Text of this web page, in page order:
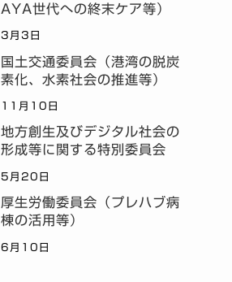
AYA世代への終末ケア等）
3月3日
国土交通委員会（港湾の脱炭
素化、水素社会の推進等）
11月10日
地方創生及びデジタル社会の
形成等に関する特別委員会
5月20日
厚生労働委員会（プレハブ病
棟の活用等）
6月10日